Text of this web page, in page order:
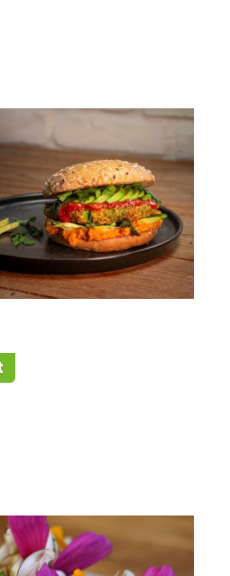
Garden
mit Pilzen